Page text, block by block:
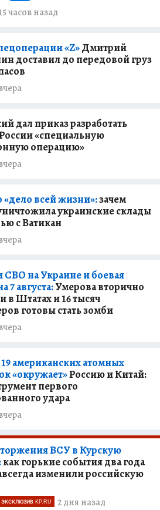
часов назад
«Z»Дмитрий
доставил до передовой груз
дал приказ разработать
«специальную
операцию»
«дело всей жизни»:зачем
украинские склады
с Ватикан
СВО на Украине и боевая
7 августа:Умерова вторично
в Штатах и 16 тысяч
готовы стать зомби
американских атомных
«окружает»Россию и Китай:
первого
удара
ВСУ в Курскую
как горькие события два года
изменили российскую
2 дня назад
ЭКСКЛЮЗИВ KP.RU